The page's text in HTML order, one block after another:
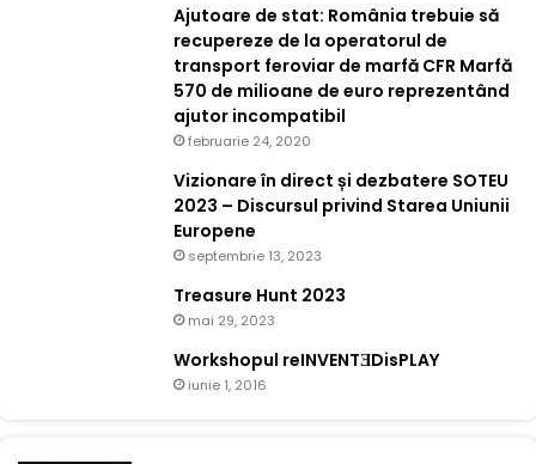
Ajutoare de stat: România trebuie să
recupereze de la operatorul de
transport feroviar de marfă CFR Marfă
570 de milioane de euro reprezentând
ajutor incompatibil
februarie 24, 2020
Vizionare în direct și dezbatere SOTEU
2023 – Discursul privind Starea Uniunii
Europene
septembrie 13, 2023
Treasure Hunt 2023
mai 29, 2023
Workshopul reINVENTƎDisPLAY
iunie 1, 2016